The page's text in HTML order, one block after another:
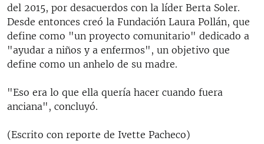
del 2015, por desacuerdos con la líder Berta Soler.
Desde entonces creó la Fundación Laura Pollán, que
define como "un proyecto comunitario" dedicado a
"ayudar a niños y a enfermos", un objetivo que
define como un anhelo de su madre.
"Eso era lo que ella quería hacer cuando fuera
anciana", concluyó.
(Escrito con reporte de Ivette Pacheco)